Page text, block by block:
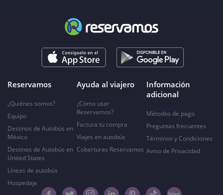
Reservamos
¿Quiénes somos?
Equipo
Destinos de Autobús en
México
Destinos de Autobús en
United States
Líneas de autobús
Hospedaje
Ayuda al viajero
¿Cómo usar
Reservamos?
Factura tu compra
Viajes en autobús
Coberturas Reservamos
Información
adicional
Métodos de pago
Preguntas frecuentes
Términos y Condiciones
Aviso de Privacidad